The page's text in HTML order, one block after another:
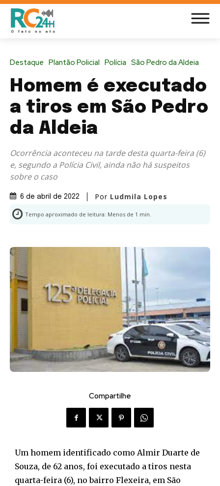
Destaque Plantão Policial Polícia São Pedro da Aldeia
Homem é executado
a tiros em São Pedro
da Aldeia
Ocorrência aconteceu na tarde desta quarta-feira (6)
e, segundo a Polícia Civil, ainda não há suspeitos
sobre o caso
6 de abril de 2022 Por Ludmila Lopes
Tempo aproximado de leitura: Menos de 1 min.
Compartilhe
Um homem identificado como Almir Duarte de
Souza, de 62 anos, foi executado a tiros nesta
quarta-feira (6), no bairro Flexeira, em São